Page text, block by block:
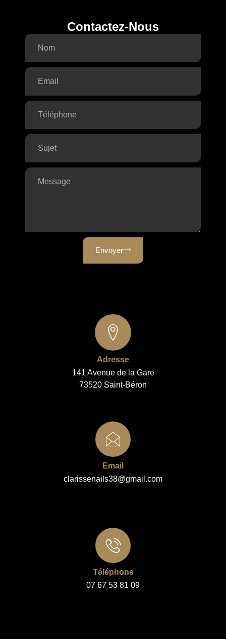
Contactez-Nous
Envoyer
Adresse
141 Avenue de la Gare
73520 Saint-Béron
Email
clarissenails38@gmail.com
Téléphone
07 67 53 81 09